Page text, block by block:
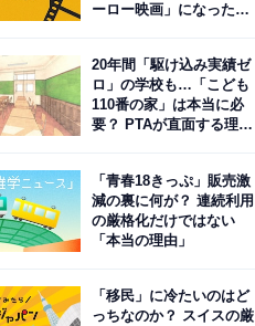
ーロー映画」になった理
20年間「駆け込み実績ゼ
ロ」の学校も…「こども
110番の家」は本当に必
要？ PTAが直面する理想
「青春18きっぷ」販売激
減の裏に何が？ 連続利用
の厳格化だけではない
「本当の理由」
「移民」に冷たいのはど
っちなのか？ スイスの厳